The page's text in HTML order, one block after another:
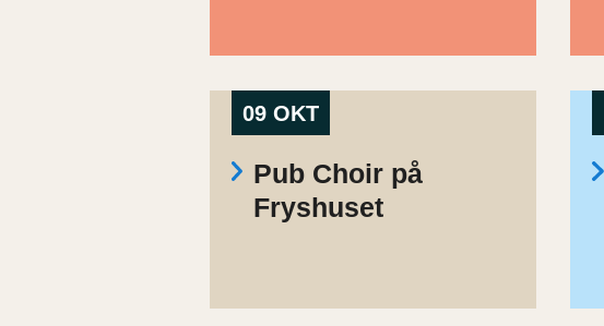
09 OKT
Pub Choir på
Fryshuset